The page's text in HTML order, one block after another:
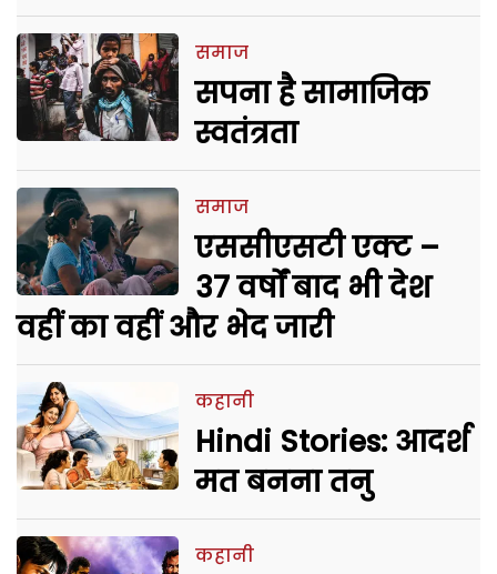
समाज
सपना है सामाजिक
स्वतंत्रता
समाज
एससीएसटी एक्ट –
37 वर्षों बाद भी देश
वहीं का वहीं और भेद जारी
कहानी
Hindi Stories: आदर्श
मत बनना तनु
कहानी